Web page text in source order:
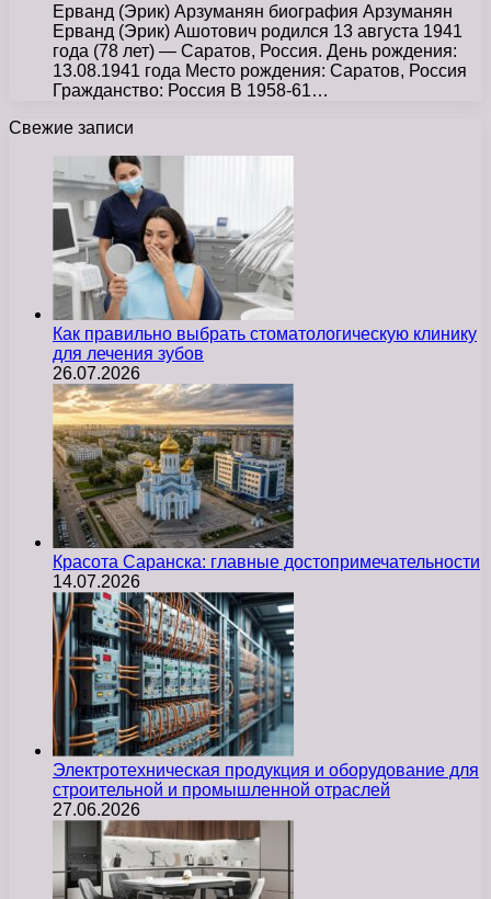
Ерванд (Эрик) Арзуманян биография Арзуманян
Ерванд (Эрик) Ашотович родился 13 августа 1941
года (78 лет) — Саратов, Россия. День рождения:
13.08.1941 года Место рождения: Саратов, Россия
Гражданство: Россия В 1958-61…
Свежие записи
Как правильно выбрать стоматологическую клинику
для лечения зубов
26.07.2026
Красота Саранска: главные достопримечательности
14.07.2026
Электротехническая продукция и оборудование для
строительной и промышленной отраслей
27.06.2026